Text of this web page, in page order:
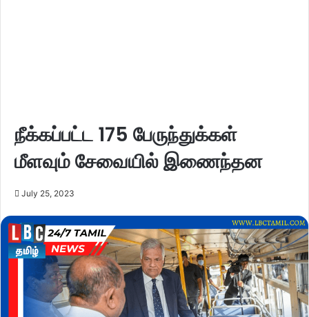
நீக்கப்பட்ட 175 பேருந்துக்கள்
மீளவும் சேவையில் இணைந்தன
July 25, 2023